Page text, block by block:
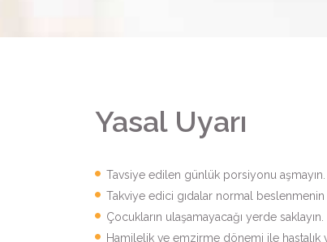
Yasal Uyarı
Tavsiye edilen günlük porsiyonu aşmayın.
Takviye edici gıdalar normal
Çocukların ulaşamayacağı yerde saklayın.
Hamilelik ve emzirme dönemi ile hastalık